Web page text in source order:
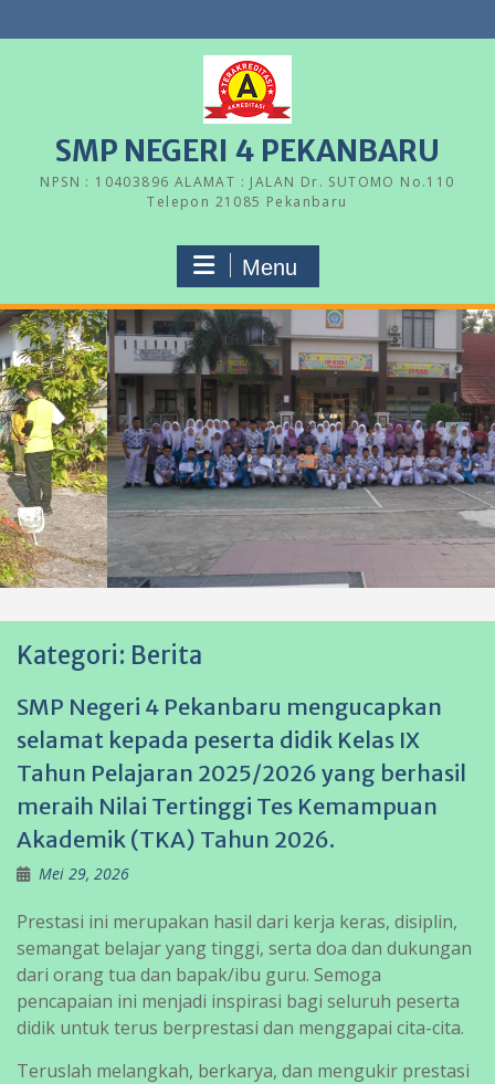
to
SMP NEGERI 4 PEKANBARU
NPSN : 10403896 ALAMAT : JALAN Dr. SUTOMO No.110
Telepon 21085 Pekanbaru
Menu
Kategori: Berita
SMP Negeri 4 Pekanbaru mengucapkan
selamat kepada peserta didik Kelas IX
Tahun Pelajaran 2025/2026 yang berhasil
meraih Nilai Tertinggi Tes Kemampuan
Akademik (TKA) Tahun 2026.
Mei 29, 2026
Prestasi ini merupakan hasil dari kerja keras, disiplin,
semangat belajar yang tinggi, serta doa dan dukungan
dari orang tua dan bapak/ibu guru. Semoga
pencapaian ini menjadi inspirasi bagi seluruh peserta
didik untuk terus berprestasi dan menggapai cita-cita.
Teruslah melangkah, berkarya, dan mengukir prestasi